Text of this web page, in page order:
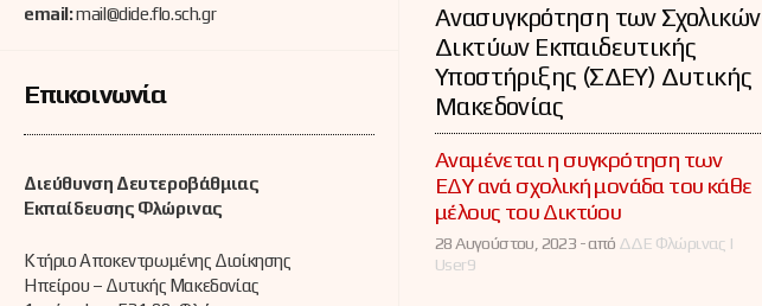
Ανασυγκρότηση των Σχολικών
Δικτύων Εκπαιδευτικής
Υποστήριξης (ΣΔΕΥ) Δυτικής
Μακεδονίας
Αναμένεται η συγκρότηση των
ΕΔΥ ανά σχολική μονάδα του κάθε
μέλους του Δικτύου
28 Αυγούστου, 2023 -από ΔΔΕ Φλώρινας |
User9
email:mail@dide.flo.sch.gr
Επικοινωνία
Διεύθυνση Δευτεροβάθμιας
Εκπαίδευσης Φλώρινας
Κτήριο Αποκεντρωμένης Διοίκησης
Ηπείρου – Δυτικής Μακεδονίας